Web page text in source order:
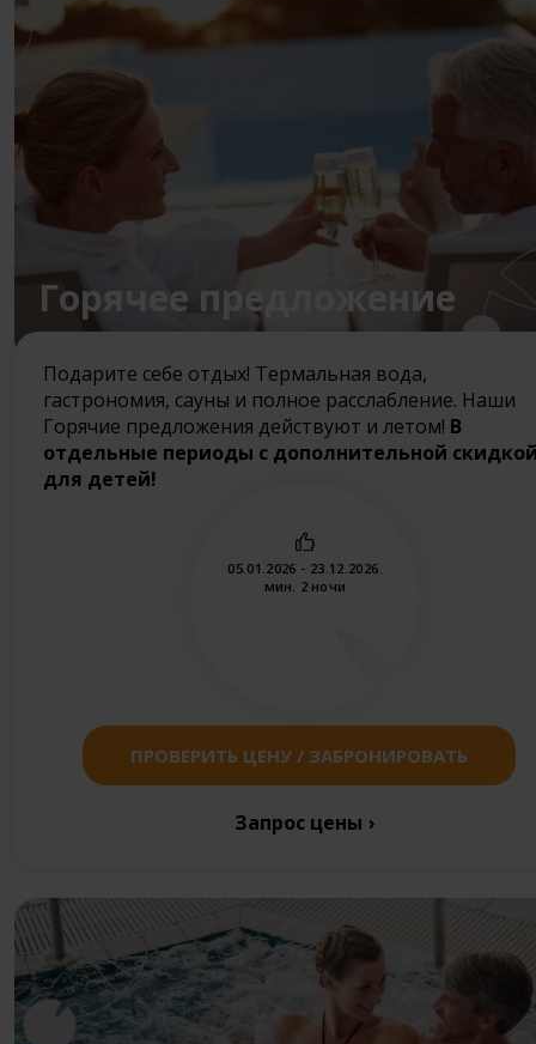
Горячее предложение
Подарите себе отдых! Термальная вода,
гастрономия, сауны и полное расслабление. Наши
Горячие предложения действуют и летом! В
отдельные периоды с дополнительной
для детей!
05.01.2026 - 23.12.2026.
мин. 2 ночи
ПРОВЕРИТЬ ЦЕНУ / ЗАБРОНИРОВАТЬ
Запрос цены